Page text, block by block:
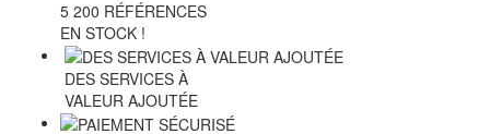
5 200 RÉFÉRENCES
EN STOCK !
DES SERVICES À
VALEUR AJOUTÉE